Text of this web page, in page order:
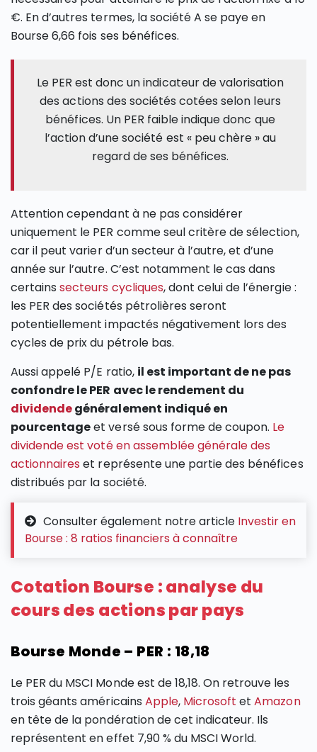
€. En d’autres termes, la société A se paye en
Bourse 6,66 fois ses bénéfices.
Le PER est donc un indicateur de valorisation
des actions des sociétés cotées selon leurs
bénéfices. Un PER faible indique donc que
l’action d’une société est « peu chère » au
regard de ses bénéfices.
Attention cependant à ne pas considérer
uniquement le PER comme seul critère de sélection,
car il peut varier d’un secteur à l’autre, et d’une
année sur l’autre. C’est notamment le cas dans
certainssecteurs cycliques, dont celui de l’énergie :
les PER des sociétés pétrolières seront
potentiellement impactés négativement lors des
cycles de prix du pétrole bas.
Aussi appelé P/E ratio, il est important de ne pas
confondre le PER avec le rendement du
dividendegénéralement indiqué en
pourcentageet versé sous forme de coupon. Le
dividende est voté en assemblée générale des
actionnaires et représente une partie des bénéfices
distribués par la société.
Consulter également notre article Investir en
Bourse : 8 ratios financiers à connaître
Cotation Bourse : analyse du
cours des actions par pays
Bourse Monde – PER : 18,18
Le PER du MSCI Monde est de 18,18. On retrouve les
trois géants américains Apple, Microsoft etAmazon
en tête de la pondération de cet indicateur. Ils
représentent en effet 7,90 % du MSCI World.